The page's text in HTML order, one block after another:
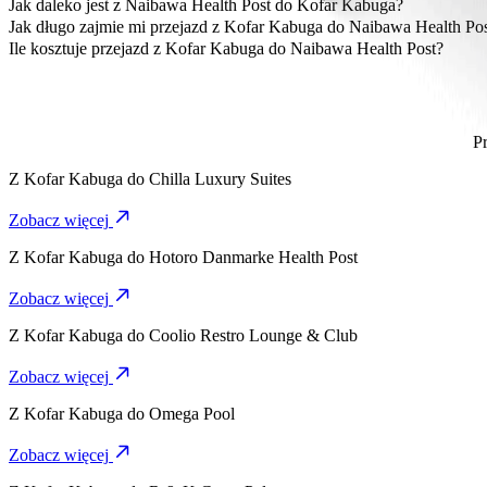
Najbardziej przystępna cenowo opcja dojazdu z Kofar Kabuga do
Jak daleko jest z Naibawa Health Post do Kofar Kabuga?
Naibawa Health Post znajduje się około 14,1 km od Kofar Kabuga.
Jak długo zajmie mi przejazd z Kofar Kabuga do Naibawa Health
Dojazd z Kofar Kabuga do Naibawa Health Post Keke zajmie ok. 24
Ile kosztuje przejazd z Kofar Kabuga do Naibawa Health Post?
Z Kofar Kabuga do Chilla Luxury Suites
Zobacz więcej
Z Kofar Kabuga do Hotoro Danmarke Health Post
Zobacz więcej
Z Kofar Kabuga do Coolio Restro Lounge & Club
Zobacz więcej
Z Kofar Kabuga do Omega Pool
Zobacz więcej